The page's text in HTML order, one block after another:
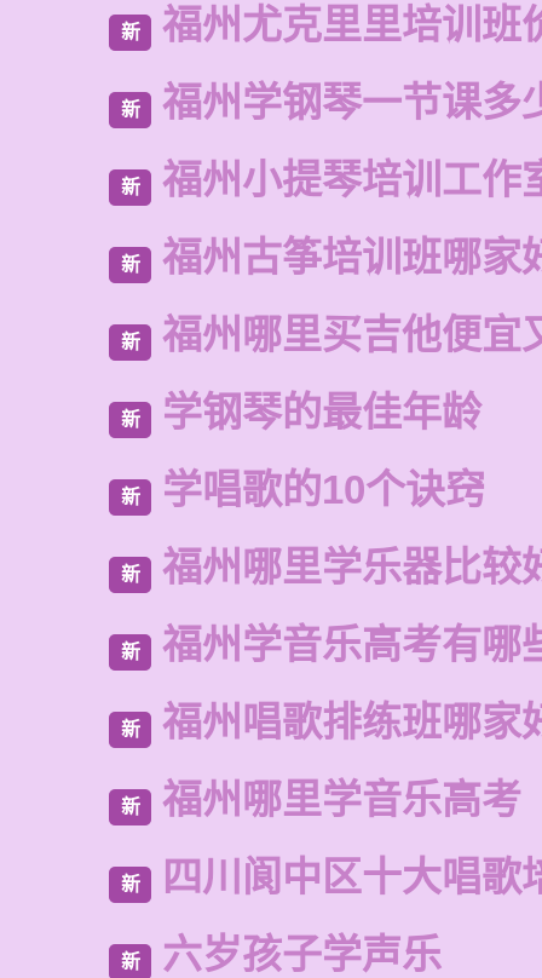
新 福州尤克里里培训班
新 福州学钢琴一节课多
新 福州小提琴培训工作
新 福州古筝培训班哪家
新 福州哪里买吉他便宜
新 学钢琴的最佳年龄
新 学唱歌的10个诀窍
新 福州哪里学乐器比较
新 福州学音乐高考有哪
新 福州唱歌排练班哪家
新 福州哪里学音乐高考
新 四川阆中区十大唱歌
新 六岁孩子学声乐